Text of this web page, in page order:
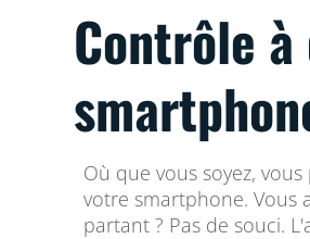
Contrôle
Où que vous soyez,
votre smartphone. Vous
partant ? Pas de souci.